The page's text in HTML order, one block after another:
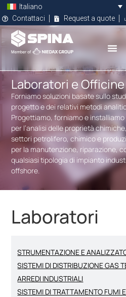
Italiano
Contattaci
Request a quote
Laboratori e
Forniamo soluzioni basate sullo
progetto e dei relativi metodi
Progettiamo, forniamo e
per l’analisi delle proprietà
settori petrolifero, chimico e
per la manutenzione, riparazione,
qualsiasi tipologia di impianto
offshore.
Laboratori
STRUMENTAZIONE E
SISTEMI DI DISTRIBUZIONE GAS
ARREDI INDUSTRIALI
SISTEMI DI TRATTAMENTO FUMI